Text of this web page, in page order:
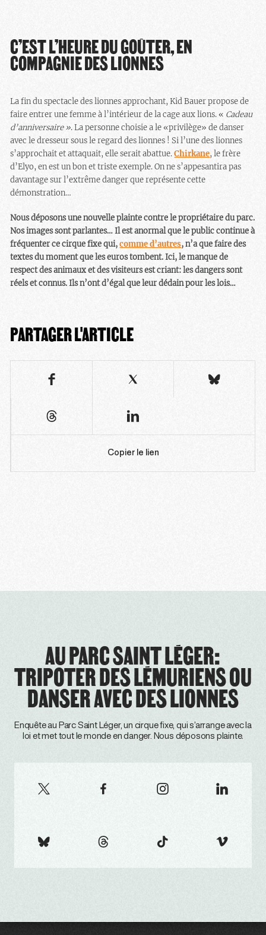
C’EST L’HEURE DU GOÛTER, EN
COMPAGNIE DES LIONNES
La fin du spectacle des lionnes approchant, Kid Bauer propose de
faire entrer une femme à l’intérieur de la cage aux lions. « Cadeau
d’anniversaire ». La personne choisie a le «privilège» de danser
avec le dresseur sous le regard des lionnes ! Si l’une des lionnes
s’approchait et attaquait, elle serait abattue.Chirkane, le frère
d’Elyo, en est un bon et triste exemple. On ne s’appesantira pas
davantage sur l’extrême danger que représente cette
démonstration…
Nous déposons une nouvelle plainte contre le propriétaire du parc.
Nos images sont parlantes… Il est anormal que le public continue à
fréquenter ce cirque fixe qui,comme d’autres, n’a que faire des
textes du moment que les euros tombent. Ici, le manque de
respect des animaux et des visiteurs est criant: les dangers sont
réels et connus. Ils n’ont d’égal que leur dédain pour les lois…
PARTAGER L'ARTICLE
Copier le lien
AU PARC SAINT LÉGER:
TRIPOTER DES LÉMURIENS OU
DANSER AVEC DES LIONNES
Enquête au Parc Saint Léger, un cirque fixe, qui s’arrange avec la
loi et met tout le monde en danger. Nous déposons plainte.